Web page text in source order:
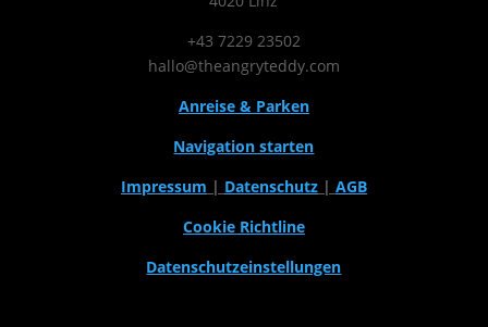
+43 7229 23502
hallo@theangryteddy.com
Anreise & Parken
Navigation starten
Impressum | Datenschutz| AGB
Cookie Richtline
Datenschutzeinstellungen